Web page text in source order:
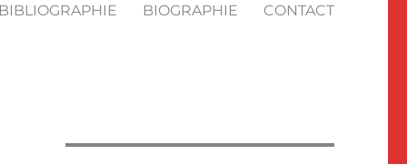
BIOGRAPHIE CONTACT